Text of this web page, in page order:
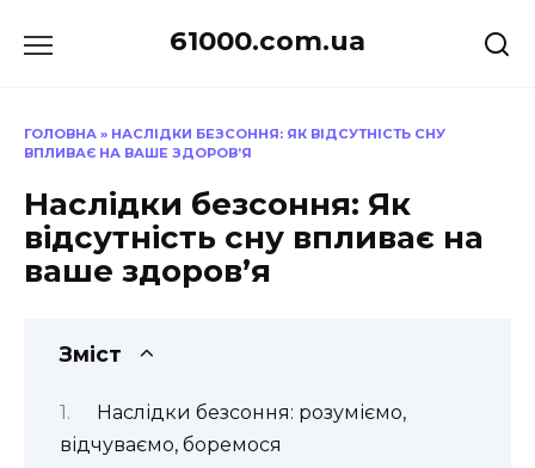
до
61000.com.ua
ГОЛОВНА » НАСЛІДКИ БЕЗСОННЯ: ЯК ВІДСУТНІСТЬ СНУ
ВПЛИВАЄ НА ВАШЕ ЗДОРОВ’Я
Наслідки безсоння: Як
відсутність сну впливає на
ваше здоров’я
Зміст
Наслідки безсоння: розуміємо,
відчуваємо, боремося